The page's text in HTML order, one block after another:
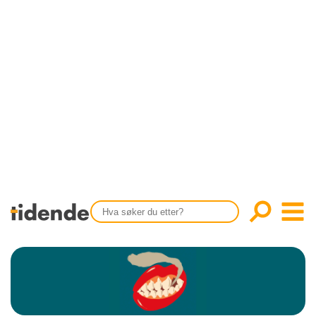
KONTAKT
OM OSS